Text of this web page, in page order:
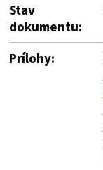
Stav
dokumentu:
Prílohy: